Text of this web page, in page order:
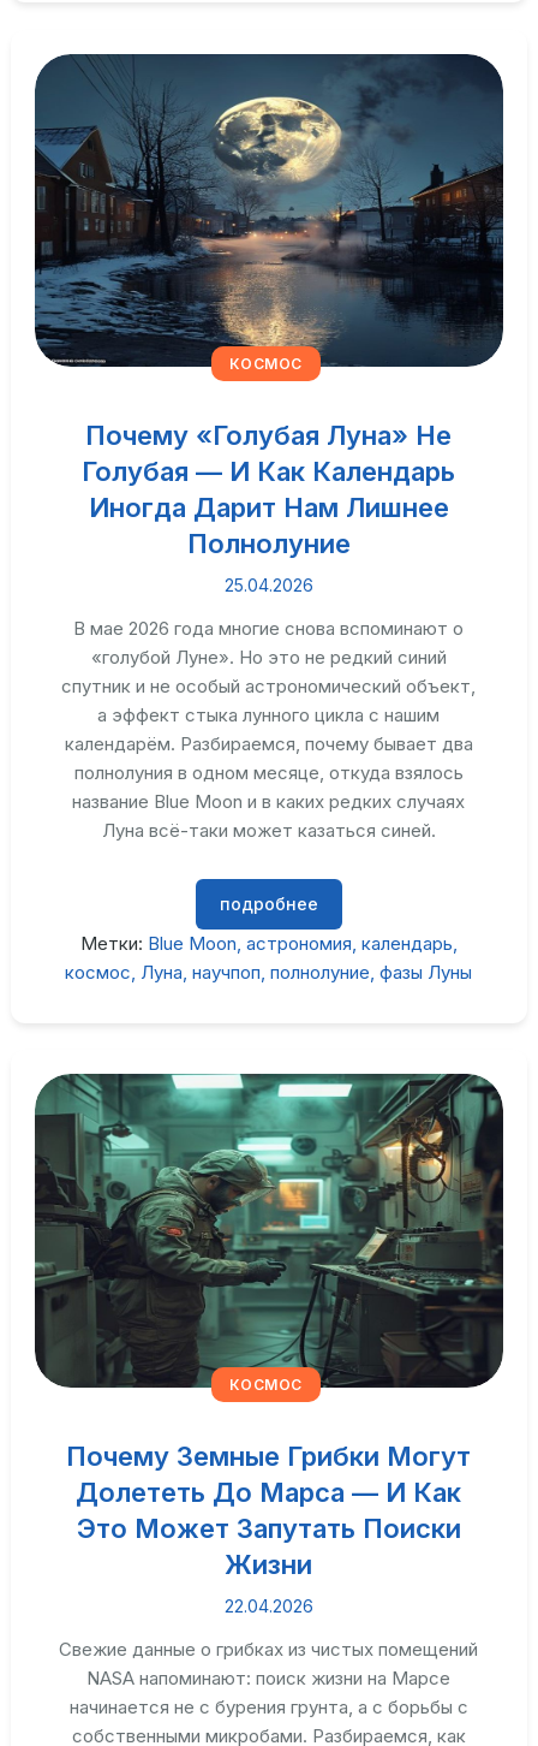
КОСМОС
Почему «голубая Луна» Не
Голубая — И Как Календарь
Иногда Дарит Нам Лишнее
Полнолуние
25.04.2026
В мае 2026 года многие снова вспоминают о
«голубой Луне». Но это не редкий синий
спутник и не особый астрономический объект,
а эффект стыка лунного цикла с нашим
календарём. Разбираемся, почему бывает два
полнолуния в одном месяце, откуда взялось
название Blue Moon и в каких редких случаях
Луна всё-таки может казаться синей.
подробнее
Метки: Blue Moon астрономия календарь
космос Луна научпоп полнолуние фазы Луны
КОСМОС
Почему Земные Грибки Могут
Долететь До Марса — И Как
Это Может Запутать Поиски
Жизни
22.04.2026
Свежие данные о грибках из чистых помещений
NASA напоминают: поиск жизни на Марсе
начинается не с бурения грунта, а с борьбы с
собственными микробами. Разбираемся, как